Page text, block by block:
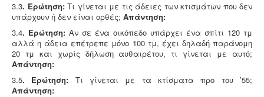
3.3. Ερώτηση:Τι γίνεται με τις άδειες των κτισμάτων που δεν
υπάρχουν ή δεν είναι ορθές; Απάντηση:
3.4. Ερώτηση: Αν σε ένα οικόπεδο υπάρχει ένα σπίτι 120 τμ
αλλά η άδεια επέτρεπε μόνο 100 τμ, έχει δηλαδή παράνομη
20 τμ και χωρίς δήλωση αυθαιρέτου, τι γίνεται με αυτό;
Απάντηση:
3.5. Ερώτηση: Τι γίνεται με τα κτίσματα προ του ’55;
Απάντηση: